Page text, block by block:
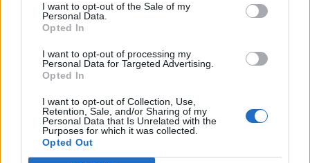
I want to opt-out of the Sale of my
Personal Data.
Opted In
I want to opt-out of processing my
Personal Data for Targeted Advertising.
Opted In
I want to opt-out of Collection, Use,
Retention, Sale, and/or Sharing of my
Personal Data that Is Unrelated with the
Purposes for which it was collected.
Opted Out
Lifestyle
Koti & Asuminen
Viihde
StaraTV
Autot
Elokuvat
Some
YouTube